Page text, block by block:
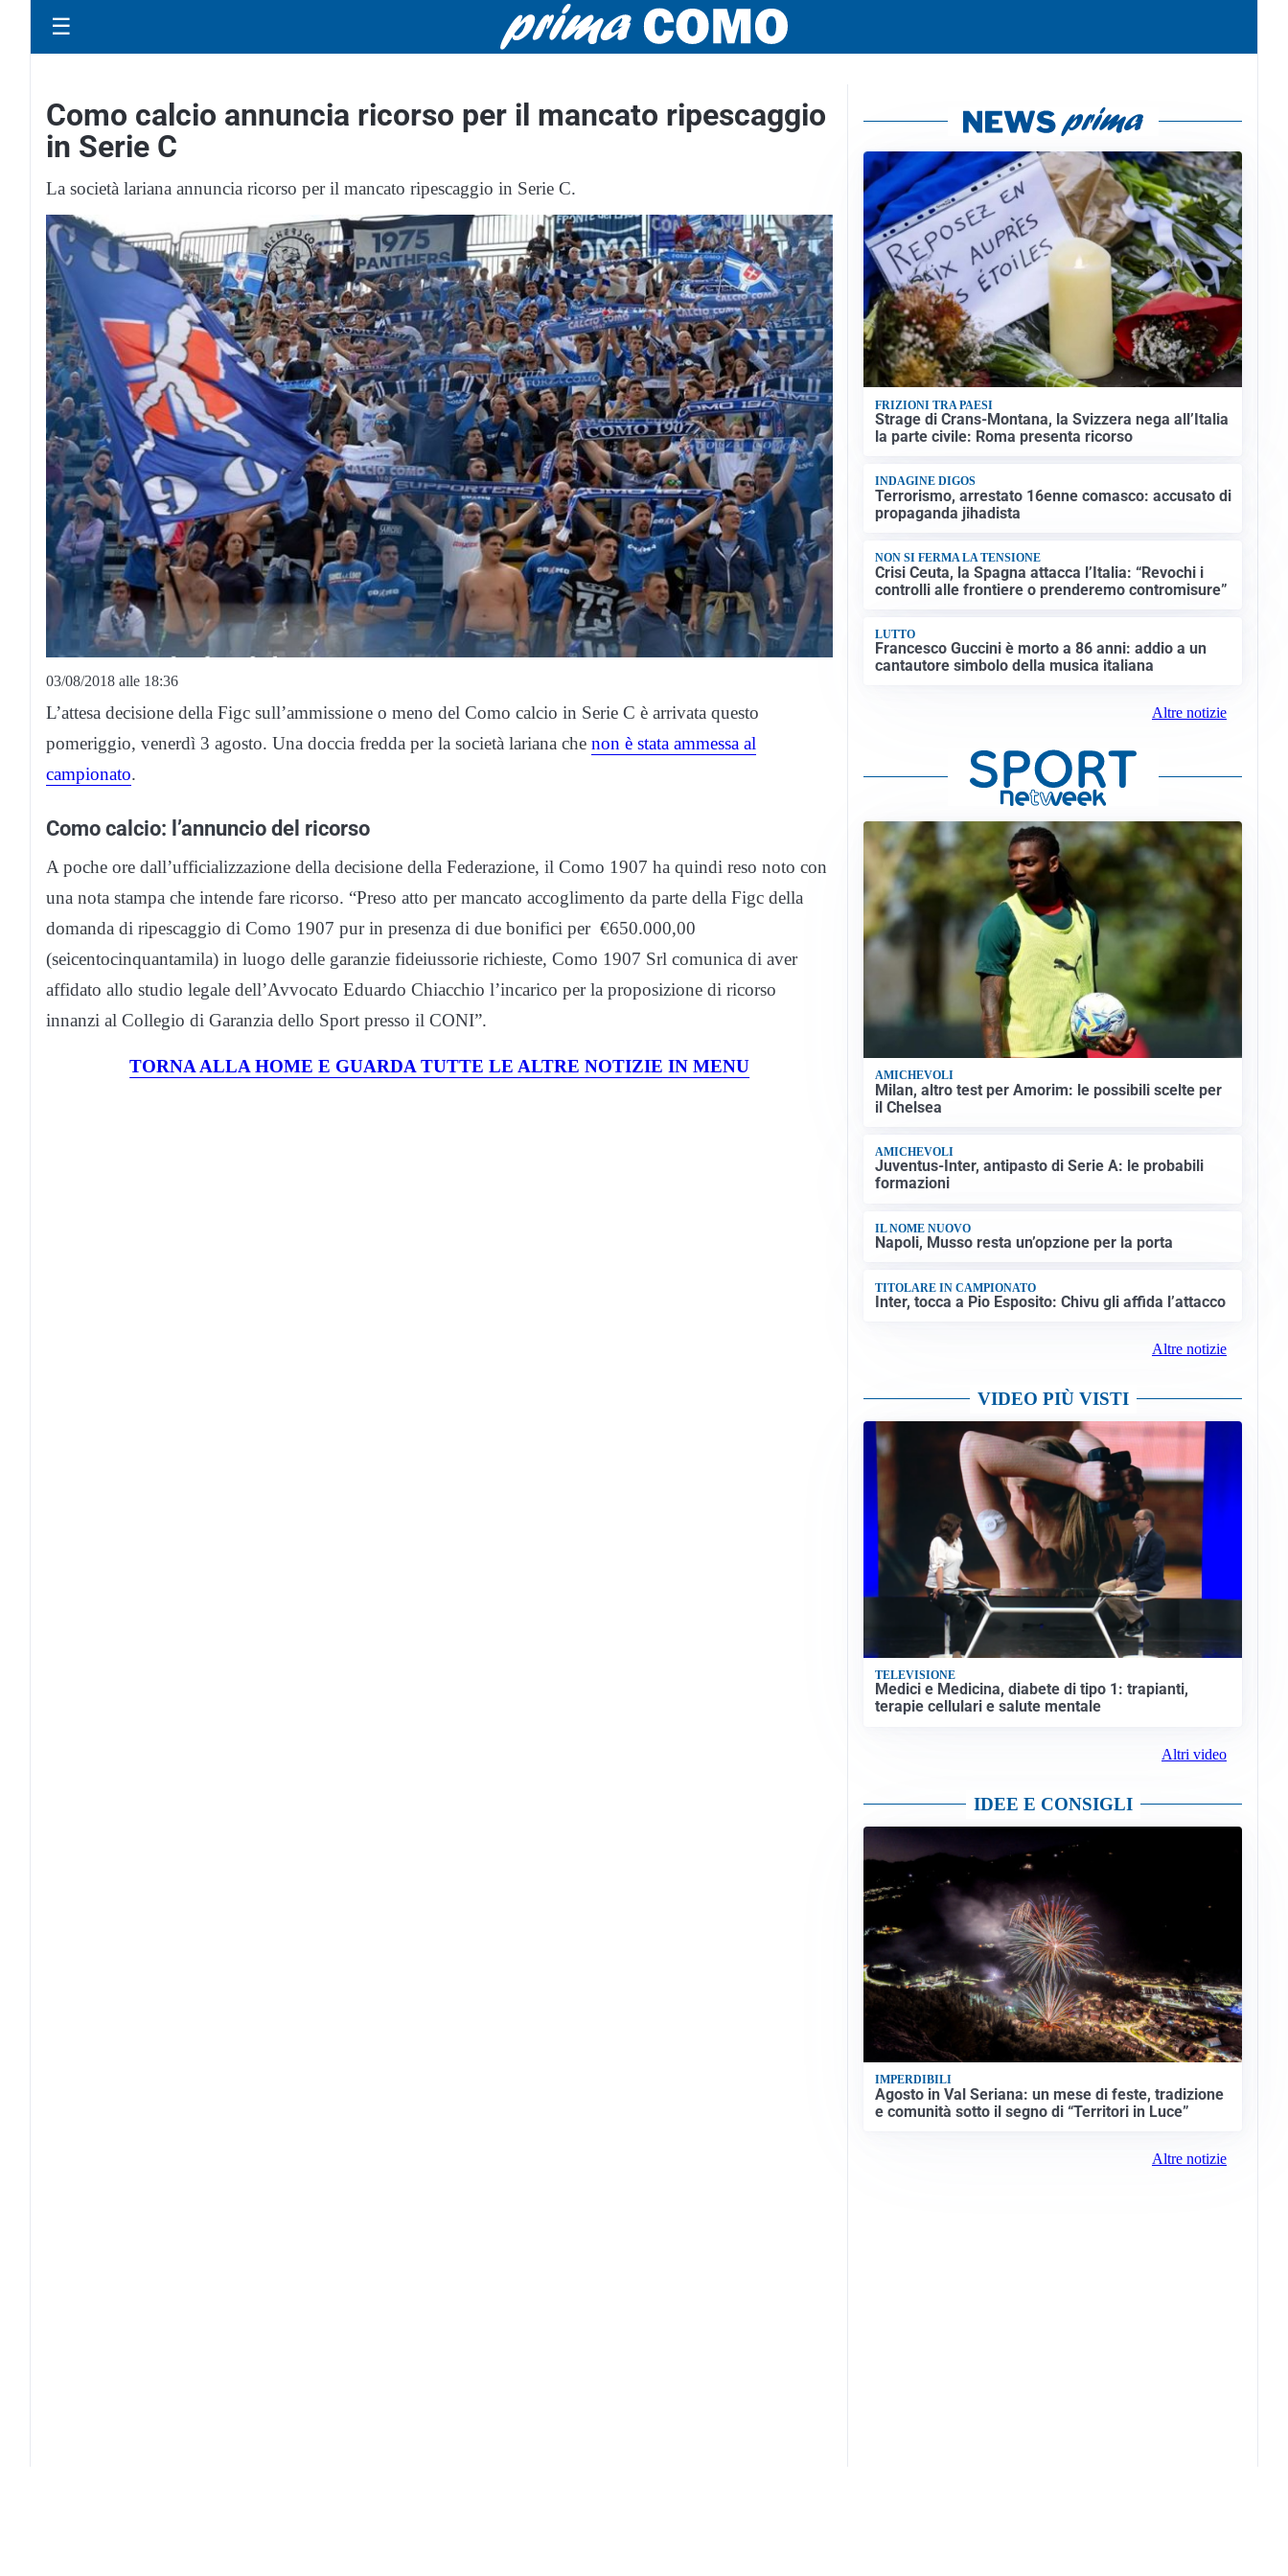
☰
Como calcio annuncia ricorso per il mancato ripescaggio
in Serie C
La società lariana annuncia ricorso per il mancato ripescaggio in Serie C.
03/08/2018 alle 18:36
L’attesa decisione della Figc sull’ammissione o meno del Como calcio in Serie C è arrivata questo
pomeriggio, venerdì 3 agosto. Una doccia fredda per la società lariana che non è stata ammessa al
campionato.
Como calcio: l’annuncio del ricorso
A poche ore dall’ufficializzazione della decisione della Federazione, il Como 1907 ha quindi reso noto con
una nota stampa che intende fare ricorso. “Preso atto per mancato accoglimento da parte della Figc della
domanda di ripescaggio di Como 1907 pur in presenza di due bonifici per €650.000,00
(seicentocinquantamila) in luogo delle garanzie fideiussorie richieste, Como 1907 Srl comunica di aver
affidato allo studio legale dell’Avvocato Eduardo Chiacchio l’incarico per la proposizione di ricorso
innanzi al Collegio di Garanzia dello Sport presso il CONI”.
TORNA ALLA HOME E GUARDA TUTTE LE ALTRE NOTIZIE IN MENU
FRIZIONI TRA PAESI
Strage di Crans-Montana, la Svizzera nega all’Italia
la parte civile: Roma presenta ricorso
INDAGINE DIGOS
Terrorismo, arrestato 16enne comasco: accusato di
propaganda jihadista
NON SI FERMA LA TENSIONE
Crisi Ceuta, la Spagna attacca l’Italia: “Revochi i
controlli alle frontiere o prenderemo contromisure”
LUTTO
Francesco Guccini è morto a 86 anni: addio a un
cantautore simbolo della musica italiana
Altre notizie
AMICHEVOLI
Milan, altro test per Amorim: le possibili scelte per
il Chelsea
AMICHEVOLI
Juventus-Inter, antipasto di Serie A: le probabili
formazioni
IL NOME NUOVO
Napoli, Musso resta un’opzione per la porta
TITOLARE IN CAMPIONATO
Inter, tocca a Pio Esposito: Chivu gli affida l’attacco
Altre notizie
VIDEO PIÙ VISTI
TELEVISIONE
Medici e Medicina, diabete di tipo 1: trapianti,
terapie cellulari e salute mentale
Altri video
IDEE E CONSIGLI
IMPERDIBILI
Agosto in Val Seriana: un mese di feste, tradizione
e comunità sotto il segno di “Territori in Luce”
Altre notizie